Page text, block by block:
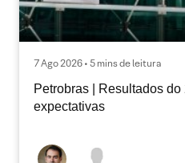
7 Ago 2026 • 5 mins de leitura
Petrobras | Resultados
expectativas